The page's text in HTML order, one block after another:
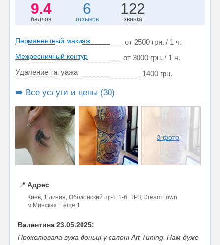
9.4
баллов
6
отзывов
122
звонка
Перманентный макияж от 2500 грн. / 1 ч.
Межресничный контур
от 3000 грн. / 1 ч.
Удаление татуажа
1400 грн.
➡️ Все услуги и цены (30)
3 фото
📍 Адрес
Киев, 1 линия, Оболонский пр-т, 1-б. ТРЦ Dream Town
м.Минская + ещё 1
Валентина 23.05.2025:
Проколювала вуха доньці у салоні Art Tuning. Нам дуже